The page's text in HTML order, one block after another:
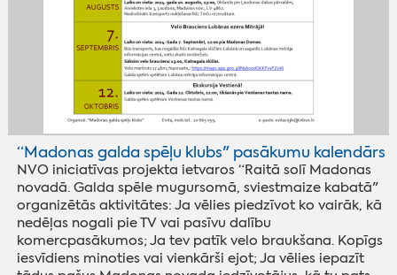
“Madonas galda spēļu klubs" pasākumu kalendārs
NVO iniciatīvas projekta ietvaros “Raitā solī Madonas
novadā. Galda spēle mugursomā, sviestmaize kabatā"
organizētās aktivitātes: Ja vēlies piedzīvot ko vairāk, kā
nedēļas nogali pie TV vai pasīvu dalību
komercpasākumos; Ja tev patīk velo braukšana. Kopīgs
iesvīdiens minoties vai vienkārši ejot; Ja vēlies iepazīt